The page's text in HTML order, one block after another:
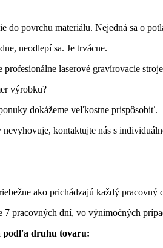
do povrchu materiálu. Nejedná sa o
neodlepí sa. Je trvácne.
profesionálne laserové gravírovacie
výrobku?
dokážeme veľkostne prispôsobiť.
kontaktujte nás s
ako prichádzajú každý pracovný
7 pracovných dní, vo výnimočných
podľa druhu tovaru: